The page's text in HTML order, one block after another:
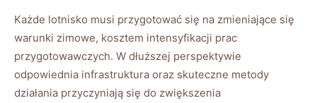
Każde lotnisko musi przygotować⁢ się na‍ zmieniające się
warunki​ zimowe, kosztem ‌intensyfikacji prac
przygotowawczych. W dłuższej‌ perspektywie⁢
odpowiednia infrastruktura oraz skuteczne metody
działania przyczyniają ‌się do zwiększenia